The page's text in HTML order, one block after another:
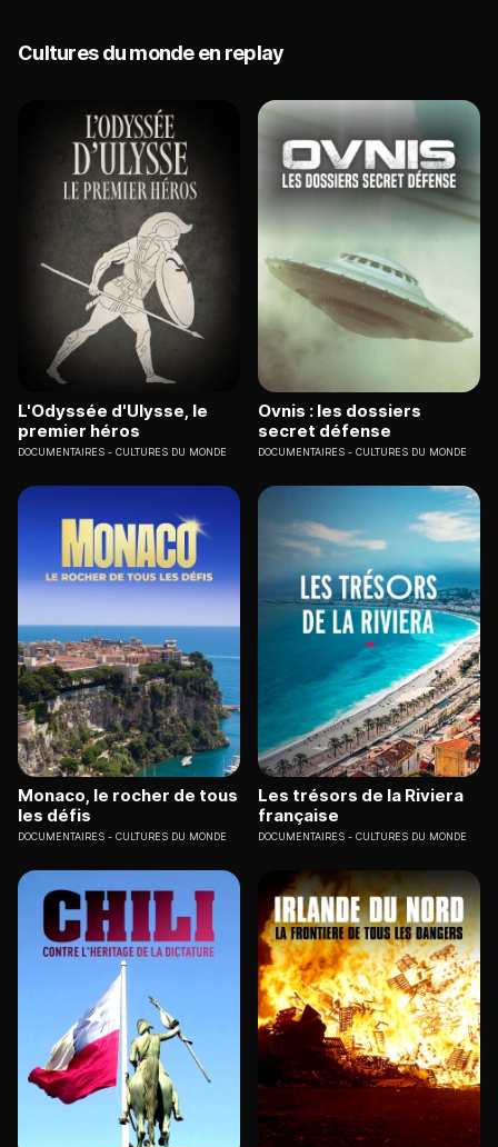
Cultures du monde en replay
L'Odyssée d'Ulysse, le
premier héros
DOCUMENTAIRES CULTURES DU MONDE
Ovnis : les dossiers
secret défense
DOCUMENTAIRES CULTURES DU MONDE
Monaco, le rocher de tous
les défis
DOCUMENTAIRES CULTURES DU MONDE
Les trésors de la Riviera
française
DOCUMENTAIRES CULTURES DU MONDE